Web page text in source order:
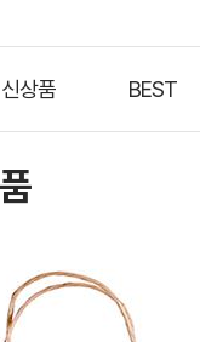
신상품 BEST